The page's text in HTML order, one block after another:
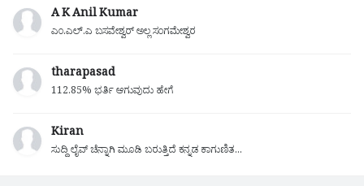
A K Anil Kumar
ಎಂ.ಎಲ್.ಎ ಬಸವೇಶ್ವರ್ ಅಲ್ಲ ಸಂಗಮೇಶ್ವರ
tharapasad
112.85% ಭರ್ತಿ ಆಗುವುದು ಹೇಗೆ
Kiran
ಸುದ್ದಿ ಲೈವ್ ಚೆನ್ನಾಗಿ ಮೂಡಿ ಬರುತ್ತಿದೆ ಕನ್ನಡ ಕಾಗುಣಿತ...